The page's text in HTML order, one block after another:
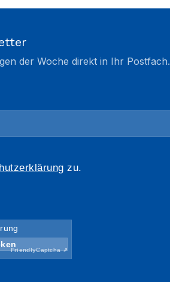
der Woche direkt in Ihr Postfach.